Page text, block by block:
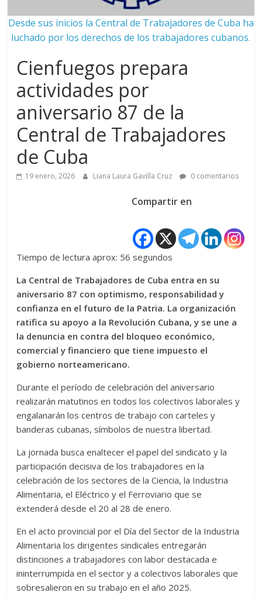
Desde sus inicios la Central de Trabajadores de Cuba ha
luchado por los derechos de los trabajadores cubanos.
Cienfuegos prepara
actividades por
aniversario 87 de la
Central de Trabajadores
de Cuba
19 enero, 2026 Liana Laura Gavilla Cruz 0 comentarios
Compartir en
Tiempo de lectura aprox: 56 segundos
La Central de Trabajadores de Cuba entra en su
aniversario 87 con optimismo, responsabilidad y
confianza en el futuro de la Patria. La organización
ratifica su apoyo a la Revolución Cubana, y se une a
la denuncia en contra del bloqueo económico,
comercial y financiero que tiene impuesto el
gobierno norteamericano.
Durante el período de celebración del aniversario
realizarán matutinos en todos los colectivos laborales y
engalanarán los centros de trabajo con carteles y
banderas cubanas, símbolos de nuestra libertad.
La jornada busca enaltecer el papel del sindicato y la
participación decisiva de los trabajadores en la
celebración de los sectores de la Ciencia, la Industria
Alimentaria, el Eléctrico y el Ferroviario que se
extenderá desde el 20 al 28 de enero.
En el acto provincial por el Día del Sector de la Industria
Alimentaria los dirigentes sindicales entregarán
distinciones a trabajadores con labor destacada e
ininterrumpida en el sector y a colectivos laborales que
sobresalieron en su trabajo en el año 2025.